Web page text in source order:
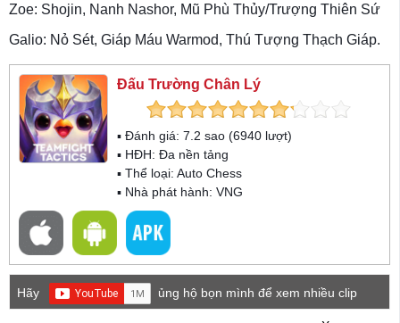
Zoe: Shojin, Nanh Nashor, Mũ Phù Thủy/Trượng Thiên Sứ
Galio: Nỏ Sét, Giáp Máu Warmod, Thú Tượng Thạch Giáp.
Đấu Trường Chân Lý
▪ Đánh giá: 7.2 sao (6940 lượt)
▪ HĐH: Đa nền tảng
▪ Thể loại: Auto Chess
▪ Nhà phát hành: VNG
Hãy
ủng hộ bọn mình để xem nhiều clip